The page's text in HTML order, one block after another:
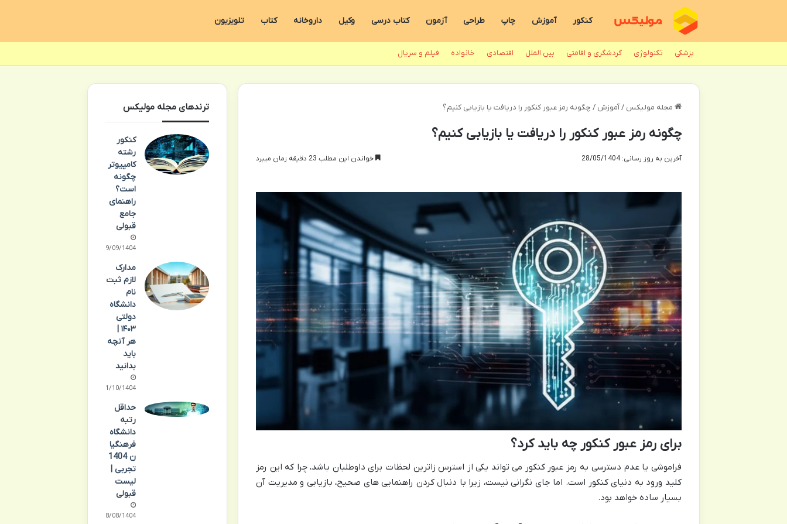
کنکور آموزش چاپ طراحی آزمون کتاب درسی وکیل داروخانه کتاب تلویزیون
پزشکی تکنولوژی گردشگری و اقامتی بین الملل اقتصادی خانواده فیلم و سریال
مجله مولیکس / آموزش / چگونه رمز عبور کنکور را دریافت یا بازیابی کنیم؟
چگونه رمز عبور کنکور را دریافت یا بازیابی کنیم؟
آخرین به روز رسانی: 28/05/1404 خواندن این مطلب 23 دقیقه زمان میبرد
برای رمز عبور کنکور چه باید کرد؟
فراموشی یا عدم دسترسی به رمز عبور کنکور می تواند یکی از استرس زاترین لحظات برای داوطلبان باشد، چرا که این رمز
کلید ورود به دنیای کنکور است. اما جای نگرانی نیست، زیرا با دنبال کردن راهنمایی های صحیح، بازیابی و مدیریت آن
بسیار ساده خواهد بود.
ترندهای مجله مولیکس
کنکور
رشته
کامپیوتر
چگونه
است؟
راهنمای
جامع
قبولی
29/09/1404
مدارک
لازم ثبت
نام
دانشگاه
دولتی
۱۴۰۳ |
هر آنچه
باید
بدانید
11/10/1404
حداقل
رتبه
دانشگاه
فرهنگیا
ن 1404
تجربی |
لیست
قبولی
18/08/1404